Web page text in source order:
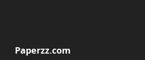
Paperzz.com